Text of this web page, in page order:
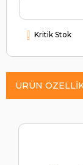
Kritik Stok
ÜRÜN